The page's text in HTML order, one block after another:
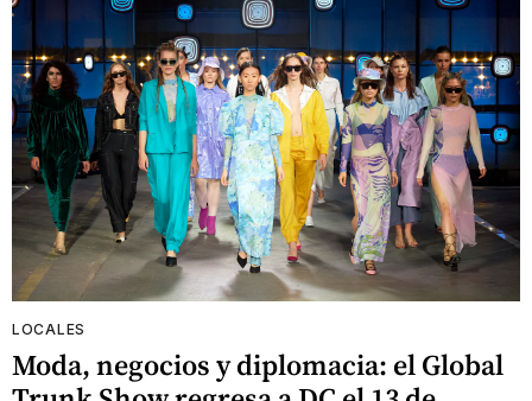
LOCALES
Moda, negocios y diplomacia: el Global